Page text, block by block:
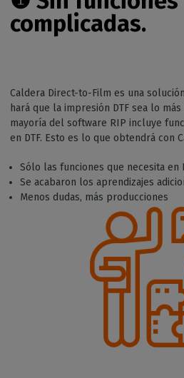
complicadas.
Caldera Direct-to-Film es una
hará que la impresión DTF sea lo
mayoría del software RIP incluye
en DTF. Esto es lo que obtendrá con
Sólo las funciones que necesita en
Se acabaron los aprendizajes
Menos dudas, más producciones